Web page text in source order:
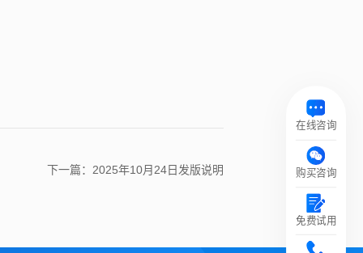
下一篇：2025年10月24日发版说明
在线咨询
购买咨询
免费试用